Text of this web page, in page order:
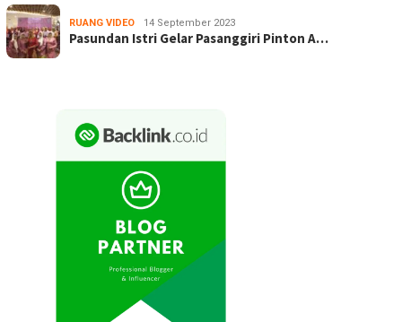
RUANG VIDEO 14 September 2023
Pasundan Istri Gelar Pasanggiri Pinton A…